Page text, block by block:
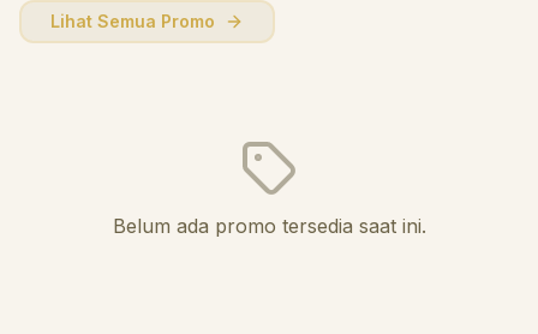
Lihat Semua Promo
Belum ada promo tersedia saat ini.